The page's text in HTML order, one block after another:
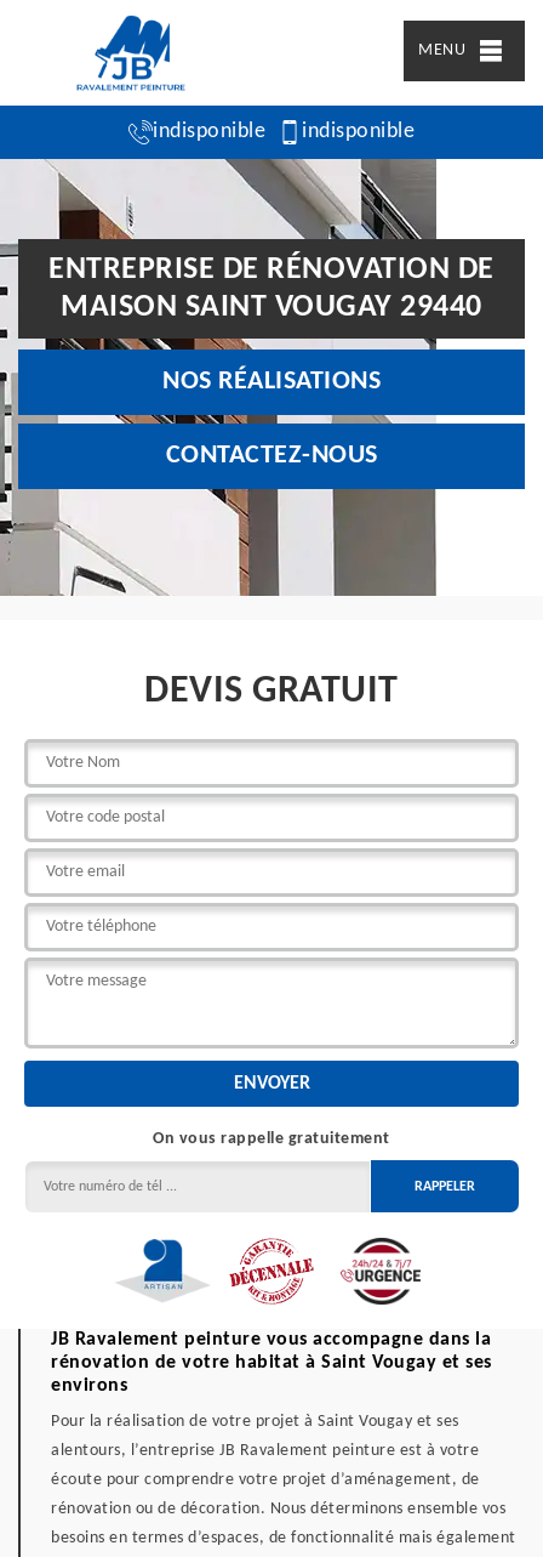
MENU
indisponible indisponible
ENTREPRISE DE RÉNOVATION DE
MAISON SAINT VOUGAY 29440
NOS RÉALISATIONS
CONTACTEZ-NOUS
DEVIS GRATUIT
On vous rappelle gratuitement
JB Ravalement peinture vous accompagne dans la
rénovation de votre habitat à Saint Vougay et ses
environs
Pour la réalisation de votre projet à Saint Vougay et ses
alentours, l’entreprise JB Ravalement peinture est à votre
écoute pour comprendre votre projet d’aménagement, de
rénovation ou de décoration. Nous déterminons ensemble vos
besoins en termes d’espaces, de fonctionnalité mais également